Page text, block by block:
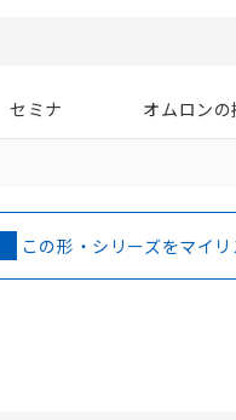
セミナ オムロン
この形・シリーズをマイ